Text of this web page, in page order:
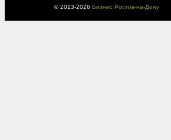
© 2013-2026 Бизнес Ростов-на-Дону